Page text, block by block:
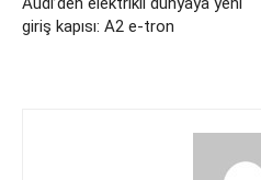
giriş kapısı: A2 e-tron